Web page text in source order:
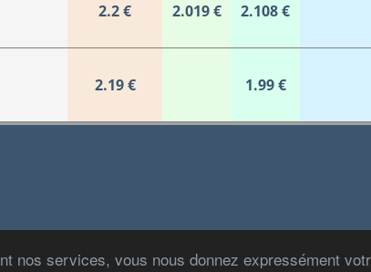
nos services, vous nous donnez expressément
2.2 € 2.019 € 2.108 €
2.19 € 1.99 €
Copyright © 2012-2022 Stations-Carburant.com